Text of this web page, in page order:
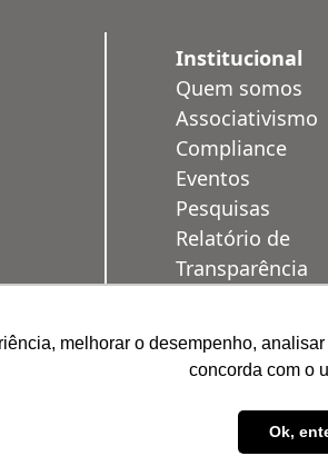
melhorar o desempenho,
concorda com o
Ok,
Institucional
Quem somos
Associativismo
Compliance
Eventos
Pesquisas
Relatório de
Transparência
Soluções